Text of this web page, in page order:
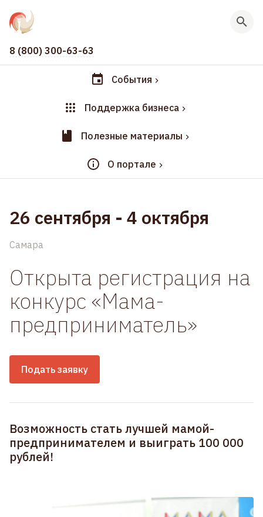
8 (800) 300-63-63
События
Поддержка бизнеса
Полезные материалы
О портале
26 сентября - 4 октября
Самара
Открыта регистрация на
конкурс «Мама-
предприниматель»
Подать заявку
Возможность стать лучшей мамой-
предпринимателем и выиграть 100 000
рублей!